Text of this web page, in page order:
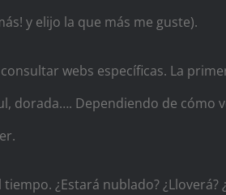
y elijo la que más me guste).
webs específicas. La
dorada…. Dependiendo de cómo
¿Estará nublado?